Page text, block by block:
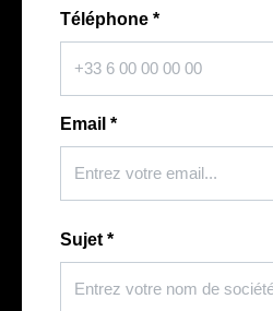
Téléphone *
Email *
Sujet *